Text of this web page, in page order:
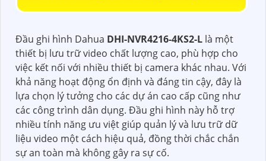
Đầu ghi hình Dahua DHI-NVR4216-4KS2-L là một
thiết bị lưu trữ video chất lượng cao, phù hợp cho
việc kết nối với nhiều thiết bị camera khác nhau. Với
khả năng hoạt động ổn định và đáng tin cậy, đây là
lựa chọn lý tưởng cho các dự án cao cấp cũng như
các công trình dân dụng. Đầu ghi hình này hỗ trợ
nhiều tính năng ưu việt giúp quản lý và lưu trữ dữ
liệu video một cách hiệu quả, đồng thời chắc chắn
sự an toàn mà không gây ra sự cố.